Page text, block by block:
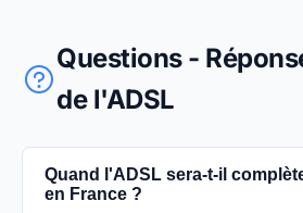
Questions -
de l'ADSL
Quand l'ADSL sera-t-il
en France ?